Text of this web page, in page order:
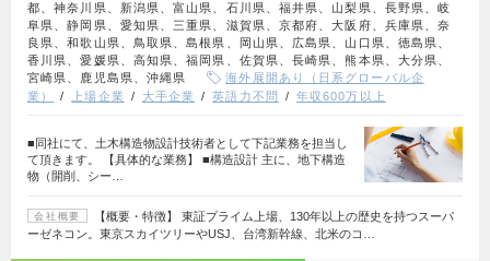
都、神奈川県、新潟県、富山県、石川県、福井県、山梨県、長野県、岐
阜県、静岡県、愛知県、三重県、滋賀県、京都府、大阪府、兵庫県、奈
良県、和歌山県、鳥取県、島根県、岡山県、広島県、山口県、徳島県、
香川県、愛媛県、高知県、福岡県、佐賀県、長崎県、熊本県、大分県、
宮崎県、鹿児島県、沖縄県
海外展開あり（日系グローバル企
業）
上場企業 大手企業 英語力不問 年収600万以上
■同社にて、土木構造物設計技術者として下記業務を担当し
て頂きます。 【具体的な業務】 ■構造設計 主に、地下構造
物（開削、シー…
会社概要
【概要・特徴】 東証プライム上場、130年以上の歴史を持つスーパ
ーゼネコン。東京スカイツリーやUSJ、台湾新幹線、北米のコ…